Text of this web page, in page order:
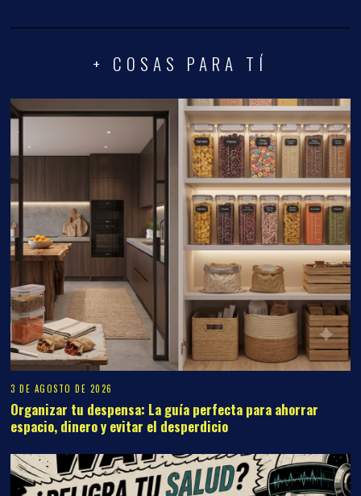
+ COSAS PARA TÍ
3 DE AGOSTO DE 2026
Organizar tu despensa: La guía perfecta para ahorrar
espacio, dinero y evitar el desperdicio